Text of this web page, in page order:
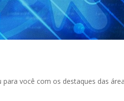
você com os destaques das